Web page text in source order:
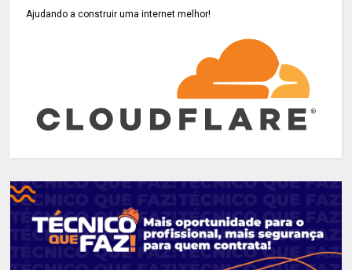
Ajudando a construir uma internet melhor!